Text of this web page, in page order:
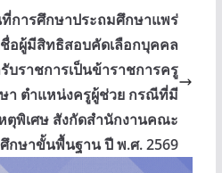
การศึกษาประถมศึกษาแพร่
ชื่อผู้มีสิทธิสอบคัดเลือกบุคคล
บราชการเป็นข้าราชการครู
า ตำแหน่งครูผู้ช่วย กรณีที่มี
ตุพิเศษ สังกัดสำนักงานคณะ
กษาขั้นพื้นฐาน ปี พ.ศ. 2569